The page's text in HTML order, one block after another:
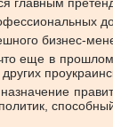
бизнес-
еще в